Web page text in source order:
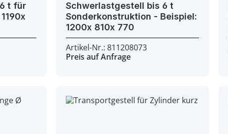
Schwerlastgestell bis 6 t
Sonderkonstruktion - Beispiel:
1200x 810x 770
Artikel-Nr.: 811208073
Preis auf Anfrage